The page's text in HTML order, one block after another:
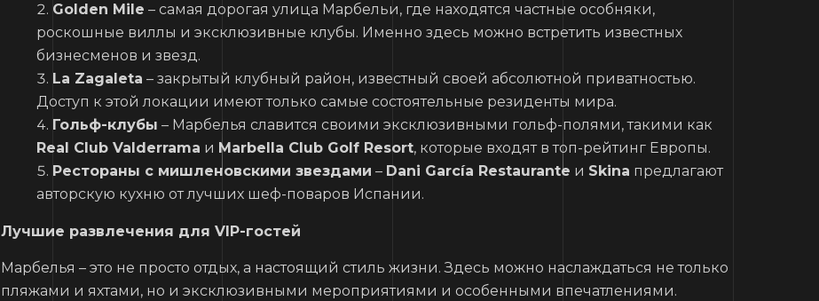
Golden Mile – самая дорогая улица Марбельи, где находятся частные особняки,
роскошные виллы и эксклюзивные клубы. Именно здесь можно встретить известных
бизнесменов и звезд.
La Zagaleta – закрытый клубный район, известный своей абсолютной приватностью.
Доступ к этой локации имеют только самые состоятельные резиденты мира.
Гольф-клубы – Марбелья славится своими эксклюзивными гольф-полями, такими как
Real Club Valderrama и Marbella Club Golf Resort, которые входят в топ-рейтинг Европы.
Рестораны с мишленовскими звездами – Dani García Restaurante и Skina предлагают
авторскую кухню от лучших шеф-поваров Испании.
Лучшие развлечения для VIP-гостей
Марбелья – это не просто отдых, а настоящий стиль жизни. Здесь можно наслаждаться не только
пляжами и яхтами, но и эксклюзивными мероприятиями и особенными впечатлениями.